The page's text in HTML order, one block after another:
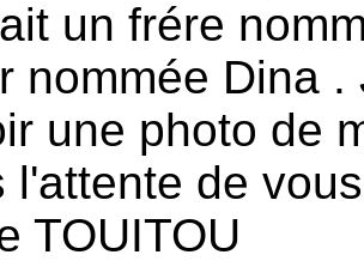
un frére
nommée Dina
une photo de
l'attente de
TOUITOU